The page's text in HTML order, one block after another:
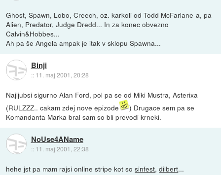
Ghost, Spawn, Lobo, Creech, oz. karkoli od Todd McFarlane-a, pa
Alien, Predator, Judge Dredd... In za konec obvezno
Calvin&Hobbes...
Ah pa še Angela ampak je itak v sklopu Spawna...
Binji
:: 11. maj 2001, 20:28
Najljubsi sigurno Alan Ford, pol pa se od Miki Mustra, Asterixa
(RULZZZ.. cakam zdej nove epizode
) Drugace sem pa se
Komandanta Marka bral sam so bli prevodi krneki.
NoUse4AName
:: 11. maj 2001, 22:38
hehe jst pa mam rajsi online stripe kot sosinfest,dilbert...